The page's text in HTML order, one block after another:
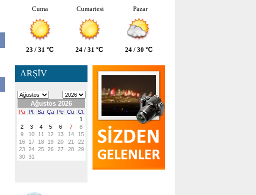
Cuma
Cumartesi Pazar
23 / 31 °C 24 / 31 °C 24 / 30 °C
ARŞİV